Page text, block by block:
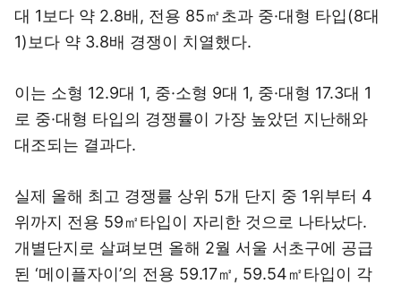
대 1보다 약 2.8배, 전용 85㎡초과 중·대형 타입(8대
1)보다 약 3.8배 경쟁이 치열했다.
이는 소형 12.9대 1, 중·소형 9대 1, 중·대형 17.3대 1
로 중·대형 타입의 경쟁률이 가장 높았던 지난해와
대조되는 결과다.
실제 올해 최고 경쟁률 상위 5개 단지 중 1위부터 4
위까지 전용 59㎡타입이 자리한 것으로 나타났다.
개별단지로 살펴보면 올해 2월 서울 서초구에 공급
된 ‘메이플자이’의 전용 59.17㎡, 59.54㎡타입이 각